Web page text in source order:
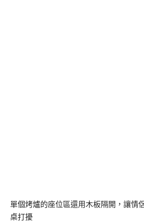
單個烤爐的座位區還用木板隔開，讓情
桌打擾